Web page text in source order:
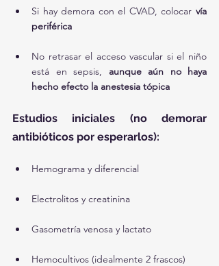
Si hay demora con el CVAD, colocar vía
periférica
No retrasar el acceso vascular si el niño
está en sepsis, aunque aún no haya
hecho efecto la anestesia tópica
Estudios iniciales (no demorar
antibióticos por esperarlos):
Hemograma y diferencial
Electrolitos y creatinina
Gasometría venosa y lactato
Hemocultivos (idealmente 2 frascos)